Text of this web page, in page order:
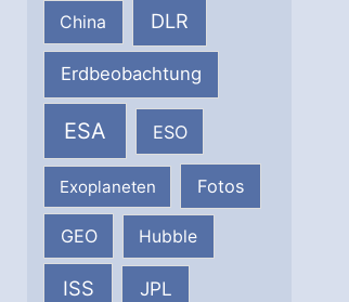
China DLR
Erdbeobachtung
ESA ESO
Exoplaneten Fotos
GEO Hubble
ISS JPL